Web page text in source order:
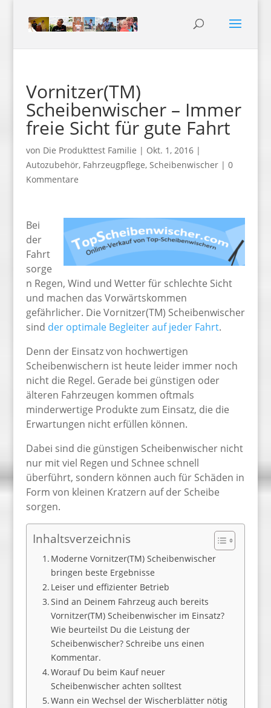
Vornitzer(TM)
Scheibenwischer – Immer
freie Sicht für gute Fahrt
von Die Produkttest Familie | Okt. 1, 2016|
Autozubehör, Fahrzeugpflege, Scheibenwischer| 0
Kommentare
Bei
der
Fahrt
sorge
n Regen, Wind und Wetter für schlechte Sicht
und machen das Vorwärtskommen
gefährlicher. Die Vornitzer(TM) Scheibenwischer
sind der optimale Begleiter auf jeder Fahrt.
Denn der Einsatz von hochwertigen
Scheibenwischern ist heute leider immer noch
nicht die Regel. Gerade bei günstigen oder
älteren Fahrzeugen kommen oftmals
minderwertige Produkte zum Einsatz, die die
Erwartungen nicht erfüllen können.
Dabei sind die günstigen Scheibenwischer nicht
nur mit viel Regen und Schnee schnell
überführt, sondern können auch für Schäden in
Form von kleinen Kratzern auf der Scheibe
sorgen.
Inhaltsverzeichnis
Moderne Vornitzer(TM) Scheibenwischer
bringen beste Ergebnisse
Leiser und effizienter Betrieb
Sind an Deinem Fahrzeug auch bereits
Vornitzer(TM) Scheibenwischer im Einsatz?
Wie beurteilst Du die Leistung der
Scheibenwischer? Schreibe uns einen
Kommentar.
Worauf Du beim Kauf neuer
Scheibenwischer achten solltest
Wann ein Wechsel der Wischerblätter nötig